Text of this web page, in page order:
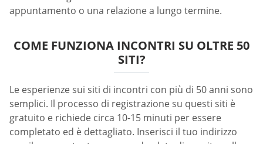
appuntamento o una relazione a lungo termine.
COME FUNZIONA INCONTRI SU OLTRE 50
SITI?
Le esperienze sui siti di incontri con più di 50 anni sono
semplici. Il processo di registrazione su questi siti è
gratuito e richiede circa 10-15 minuti per essere
completato ed è dettagliato. Inserisci il tuo indirizzo